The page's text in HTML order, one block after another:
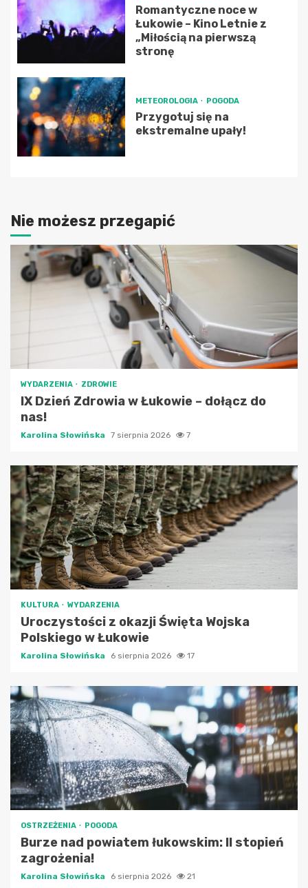
Romantyczne noce w
Łukowie – Kino Letnie z
„Miłością na pierwszą
stronę
METEOROLOGIA POGODA
Przygotuj się na
ekstremalne upały!
Nie możesz przegapić
WYDARZENIA ZDROWIE
IX Dzień Zdrowia w Łukowie – dołącz do
nas!
Karolina Słowińska 7 sierpnia 2026 7
KULTURA WYDARZENIA
Uroczystości z okazji Święta Wojska
Polskiego w Łukowie
Karolina Słowińska 6 sierpnia 2026 17
OSTRZEŻENIA POGODA
Burze nad powiatem łukowskim: II stopień
zagrożenia!
Karolina Słowińska 6 sierpnia 2026 21